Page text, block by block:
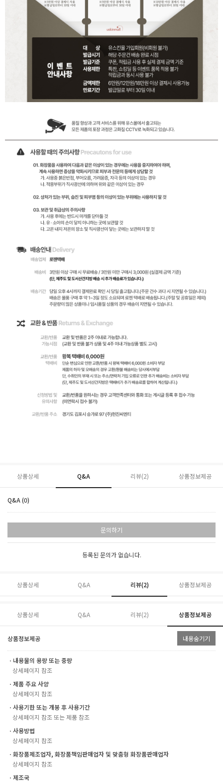
상품상세 Q&A 리뷰(2) 상품정보제공
Q&A (0)
문의하기
등록된 문의가 없습니다.
상품상세 Q&A 리뷰(2) 상품정보제공
상품상세 Q&A 리뷰(2) 상품정보제공
상품정보제공 내용숨기기
ㆍ내용물의 용량 또는 중량
상세페이지 참조
ㆍ제품 주요 사양
상세페이지 참조
ㆍ사용기한 또는 개봉 후 사용기간
상세페이지 참조 또는 제품 참조
ㆍ사용방법
상세페이지 참조
ㆍ화장품제조업자, 화장품책임판매업자 및 맞춤형 화장품판매업자
상세페이지 참조
ㆍ제조국